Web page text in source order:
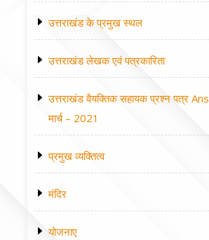
उत्तराखंड के प्रमुख स्थल
उत्तराखंड लेखक एवं पत्रकारिता
उत्तराखंड वैयक्तिक सहायक प्रश्न पत्र
मार्च – 2021
प्रमुख व्यक्तित्व
मंदिर
योजनाए